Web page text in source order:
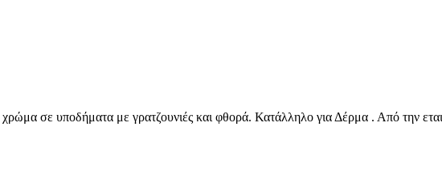
σε υποδήματα με γρατζουνιές και φθορά. Κατάλληλο για Δέρμα . Από την